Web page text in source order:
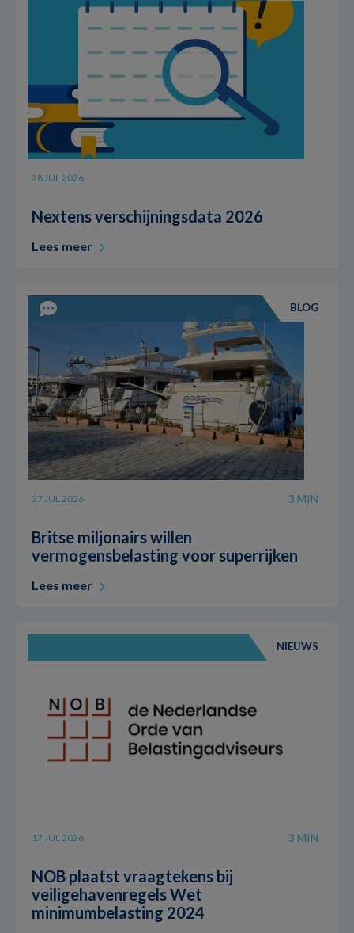
28 JUL 2026
Nextens verschijningsdata 2026
Lees meer
BLOG
27 JUL 2026 3 MIN
Britse miljonairs willen
vermogensbelasting voor superrijken
Lees meer
NIEUWS
17 JUL 2026 3 MIN
NOB plaatst vraagtekens bij
veiligehavenregels Wet
minimumbelasting 2024